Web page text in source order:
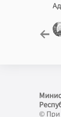
© При